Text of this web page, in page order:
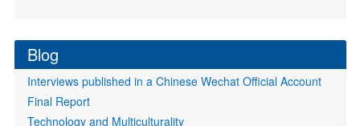
Blog
Interviews published in a Chinese Wechat Official Account
Final Report
Technology and Multiculturality